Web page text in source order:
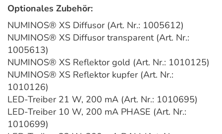
Optionales Zubehör:
NUMINOS® XS Diffusor (Art. Nr.: 1005612)
NUMINOS® XS Diffusor transparent (Art. Nr.:
1005613)
NUMINOS® XS Reflektor gold (Art. Nr.: 1010125)
NUMINOS® XS Reflektor kupfer (Art. Nr.:
1010126)
LED-Treiber 21 W, 200 mA (Art. Nr.: 1010695)
LED-Treiber 10 W, 200 mA PHASE (Art. Nr.:
1010699)